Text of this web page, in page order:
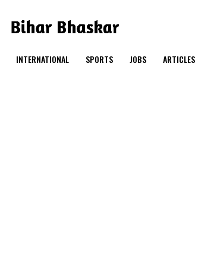
INTERNATIONAL SPORTS JOBS ARTICLES